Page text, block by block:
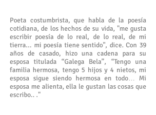
Poeta costumbrista, que habla de la poesía
cotidiana, de los hechos de su vida, "me gusta
escribir poesía de lo real, de lo real, de mi
tierra... mi poesía tiene sentido", dice. Con 39
años de casado, hizo una cadena para su
esposa titulada “Galega Bela”, “Tengo una
familia hermosa, tengo 5 hijos y 4 nietos, mi
esposa sigue siendo hermosa en todo… Mi
esposa me alienta, ella le gustan las cosas que
escribo.. ."